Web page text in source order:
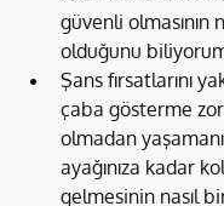
güvenli olmasının
olduğunu
Şans fırsatlarını
çaba gösterme
olmadan
ayağınıza kadar
gelmesinin nasıl